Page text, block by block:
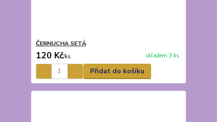
ČERNUCHA SETÁ
120 Kč/ks skladem 3 ks
Přidat do košíku